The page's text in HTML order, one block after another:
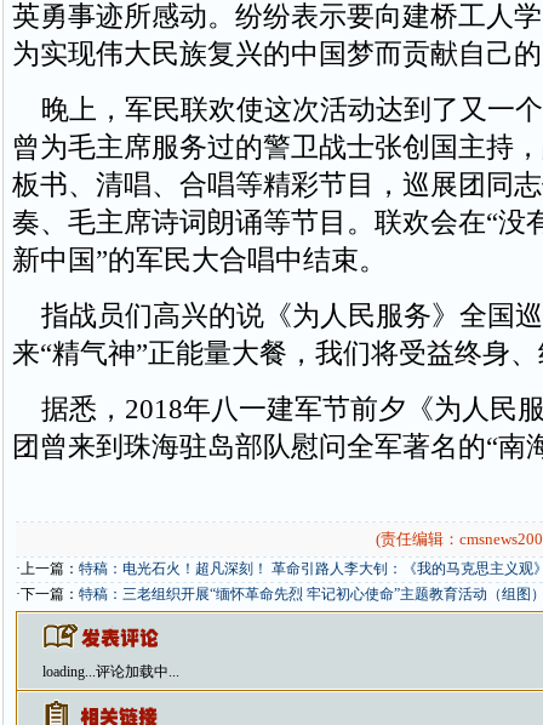
英勇事迹所感动。纷纷表示要向建桥工人
为实现伟大民族复兴的中国梦而贡献自己
晚上，军民联欢使这次活动达到了又一
曾为毛主席服务过的警卫战士张创国主持
板书、清唱、合唱等精彩节目，巡展团同
奏、毛主席诗词朗诵等节目。联欢会在“没
新中国”的军民大合唱中结束。
指战员们高兴的说《为人民服务》全国
来“精气神”正能量大餐，我们将受益终身
据悉，2018年八一建军节前夕《为人民
团曾来到珠海驻岛部队慰问全军著名的“南
(责任编辑：
·上一篇： 特稿：电光石火！超凡深刻！ 革命引路人李大钊：《我的马克思主义观
·下一篇： 特稿：三老组织开展“缅怀革命先烈 牢记初心使命”主题教育活动（组图
loading...评论加载中...